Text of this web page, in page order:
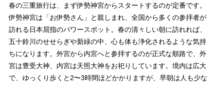
春の三重旅行は、まず伊勢神宮からスタートするのが定番です。
伊勢神宮は「お伊勢さん」と親しまれ、全国から多くの参拝者が
訪れる日本屈指のパワースポット。春の清々しい朝に訪れれば、
五十鈴川のせせらぎや新緑の中、心も体も浄化されるような気持
ちになります。外宮から内宮へと参拝するのが正式な順路で、外
宮は豊受大神、内宮は天照大神をお祀りしています。境内は広大
で、ゆっくり歩くと2〜3時間ほどかかりますが、早朝は人も少な